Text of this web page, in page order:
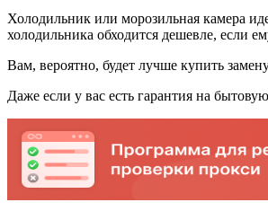
Холодильник или морозильная камера
холодильника обходится дешевле, если
Вам, вероятно, будет лучше купить
Даже если у вас есть гарантия на